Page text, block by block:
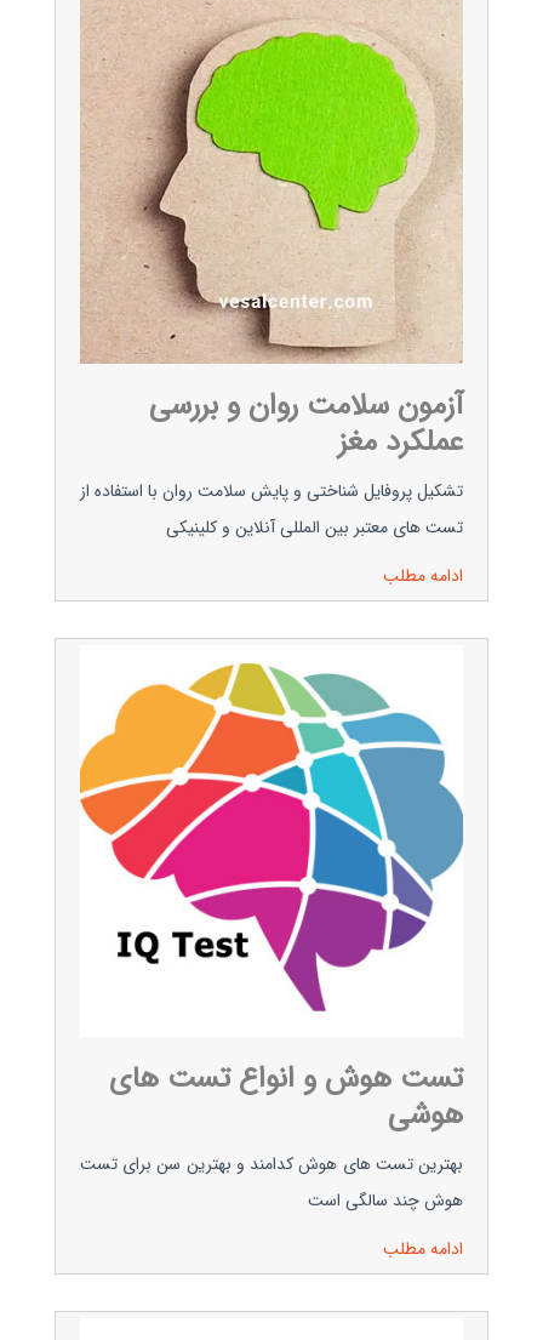
آزمون سلامت روان و بررسی
عملکرد مغز
تشکیل پروفایل شناختی و پایش سلامت روان با استفاده از
تست های معتبر بین المللی آنلاین و کلینیکی
ادامه مطلب
تست هوش و انواع تست های
هوشی
بهترین تست های هوش کدامند و بهترین سن برای تست
هوش چند سالگی است
ادامه مطلب